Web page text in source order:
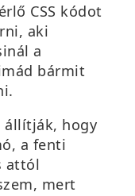
CSS kódot
aki
a
bármit
állítják, hogy
a fenti
attól
mert